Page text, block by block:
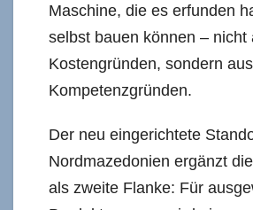
Maschine, die es erfunden
selbst bauen können – nicht
Kostengründen, sondern aus
Kompetenzgründen.
Der neu eingerichtete
Nordmazedonien ergänzt
als zweite Flanke: Für